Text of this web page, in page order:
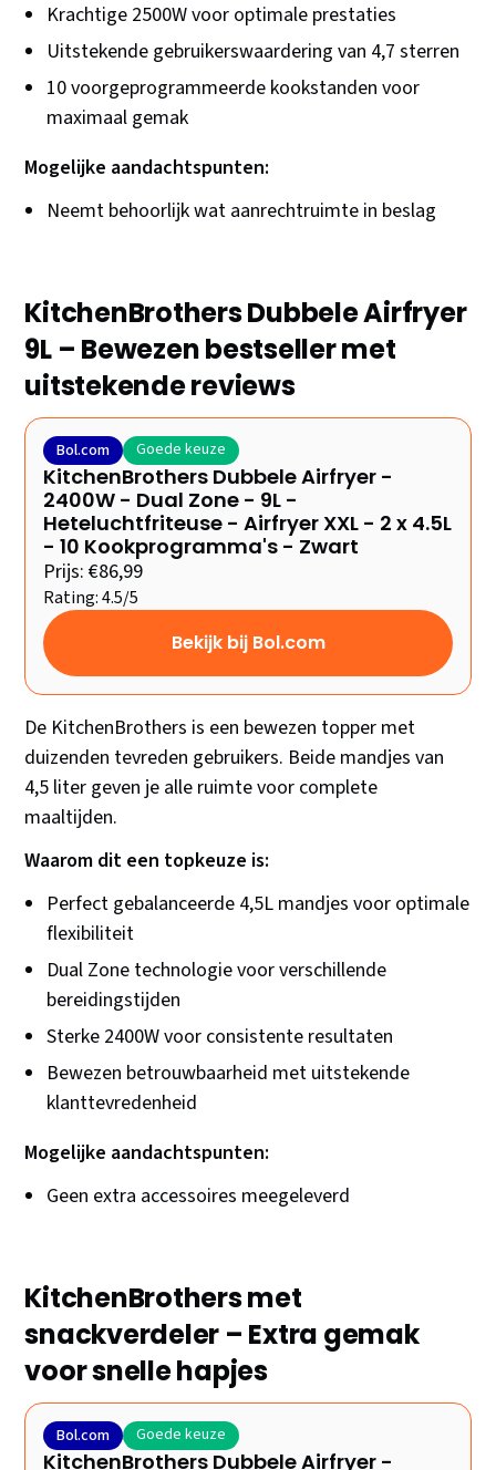
Krachtige 2500W voor optimale prestaties
Uitstekende gebruikerswaardering van 4,7 sterren
10 voorgeprogrammeerde kookstanden voor
maximaal gemak
Mogelijke aandachtspunten:
Neemt behoorlijk wat aanrechtruimte in beslag
KitchenBrothers Dubbele Airfryer
9L – Bewezen bestseller met
uitstekende reviews
Bol.com Goede keuze
KitchenBrothers Dubbele Airfryer -
2400W - Dual Zone - 9L -
Heteluchtfriteuse - Airfryer XXL - 2 x 4.5L
- 10 Kookprogramma's - Zwart
Prijs: €86,99
Rating: 4.5/5
Bekijk bij Bol.com
De KitchenBrothers is een bewezen topper met
duizenden tevreden gebruikers. Beide mandjes van
4,5 liter geven je alle ruimte voor complete
maaltijden.
Waarom dit een topkeuze is:
Perfect gebalanceerde 4,5L mandjes voor optimale
flexibiliteit
Dual Zone technologie voor verschillende
bereidingstijden
Sterke 2400W voor consistente resultaten
Bewezen betrouwbaarheid met uitstekende
klanttevredenheid
Mogelijke aandachtspunten:
Geen extra accessoires meegeleverd
KitchenBrothers met
snackverdeler – Extra gemak
voor snelle hapjes
Bol.com Goede keuze
KitchenBrothers Dubbele Airfryer -